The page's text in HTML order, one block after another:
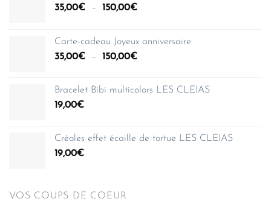
35,00€ – 150,00€Plage
35,00€
à
Carte-cadeau Joyeux anniversaire
35,00€ – 150,00€Plage
35,00€
Bracelet Bibi multicolors LES CLEIAS
19,00€
Créoles effet écaille de tortue LES CLEIAS
19,00€
VOS COUPS DE COEUR